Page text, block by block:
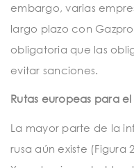
embargo, varias
largo plazo con
obligatoria que las
evitar sanciones.
Rutas europeas para el
La mayor parte de la
rusa aún existe (Figura